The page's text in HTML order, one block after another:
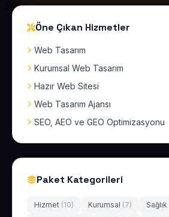
Öne Çıkan Hizmetler
Web Tasarım
Kurumsal Web Tasarım
Hazır Web Sitesi
Web Tasarım Ajansı
SEO, AEO ve GEO Optimizasyonu
Paket Kategorileri
Hizmet (10) Kurumsal (7) Sağlık